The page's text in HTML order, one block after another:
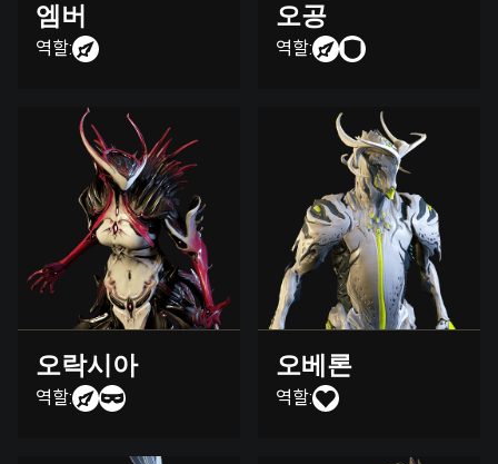
엠버
역할:
오공
역할:
오락시아
역할:
오베론
역할: